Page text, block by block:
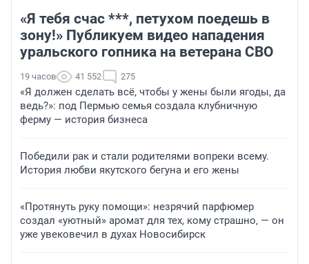
«Я тебя счас ***, петухом поедешь в
зону!» Публикуем видео нападения
уральского гопника на ветерана СВО
19 часов 41 552 275
«Я должен сделать всё, чтобы у жены были ягоды, да
ведь?»: под Пермью семья создала клубничную
ферму — история бизнеса
Победили рак и стали родителями вопреки всему.
История любви якутского бегуна и его жены
«Протянуть руку помощи»: незрячий парфюмер
создал «уютный» аромат для тех, кому страшно, — он
уже увековечил в духах Новосибирск